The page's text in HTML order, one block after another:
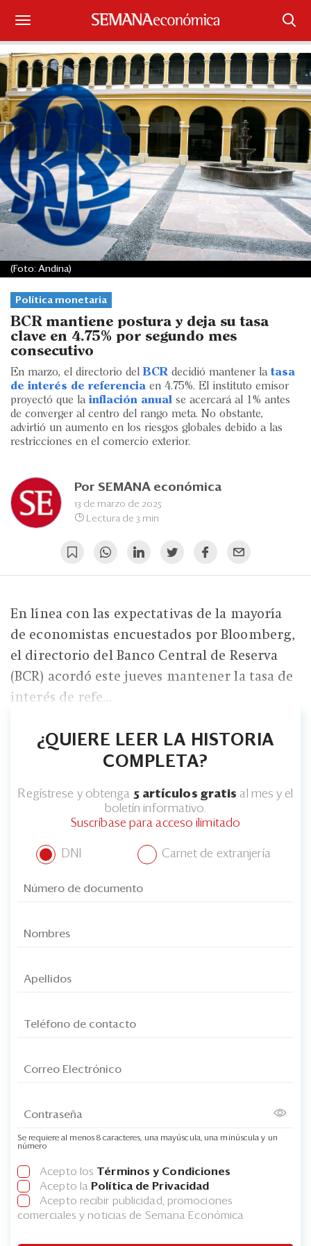
Suscríbase
Iniciar sesión
Portada
¿Qué está pasando?
Sectores y Empresas
Management
Economía y Finanzas
Legal y Política
Eventos
Blogs
Ranking CEO
Edición Impresa
Política monetaria
BCR mantiene postura y deja su tasa
clave en 4.75% por segundo mes
consecutivo
En marzo, el directorio del BCR decidió mantener latasa
de interés de referencia en 4.75%. El instituto emisor
proyectó que la inflación anual se acercará al 1% antes
de converger al centro del rango meta. No obstante,
advirtió un aumento en los riesgos globales debido a las
restricciones en el comercio exterior.
Por SEMANA económica
13 de marzo de 2025
Lectura de 3 min
(Foto: Andina)
En línea con las expectativas de la mayoría
de economistas encuestados por Bloomberg,
el directorio del Banco Central de Reserva
(BCR) acordó este jueves mantener la tasa de
interés de refe...
¿QUIERE LEER LA HISTORIA
COMPLETA?
Regístrese y obtenga 5 artículos gratis al mes y el
boletín informativo.
Suscríbase para acceso ilimitado
DNI Carnet de extranjería
Se requiere al menos 8 caracteres, una mayúscula, una minúscula y un
número
Acepto los Términos y Condiciones
Acepto la Política de Privacidad
Acepto recibir publicidad, promociones
comerciales y noticias de Semana Económica